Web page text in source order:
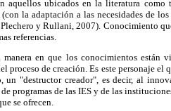
aquellos ubicados en la literatura
la adaptación a las necesidades de
y Rullani, 2007). Conocimiento
referencias.
en que los conocimientos están
proceso de creación. Es este personaje
"destructor creador", es decir, al
programas de las IES y de las
se ofrecen.